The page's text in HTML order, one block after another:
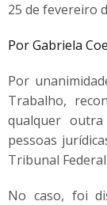
25 de fevereiro
Por Gabriela
Por
Trabalho,
qualquer
pessoas
Tribunal
No caso, foi